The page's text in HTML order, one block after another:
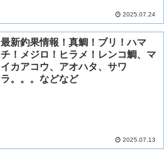
2025.07.24
最新釣果情報！真鯛！ブリ！ハマ
チ！メジロ！ヒラメ！レンコ鯛、マ
イカアコウ、アオハタ、サワ
ラ。。。などなど
2025.07.13